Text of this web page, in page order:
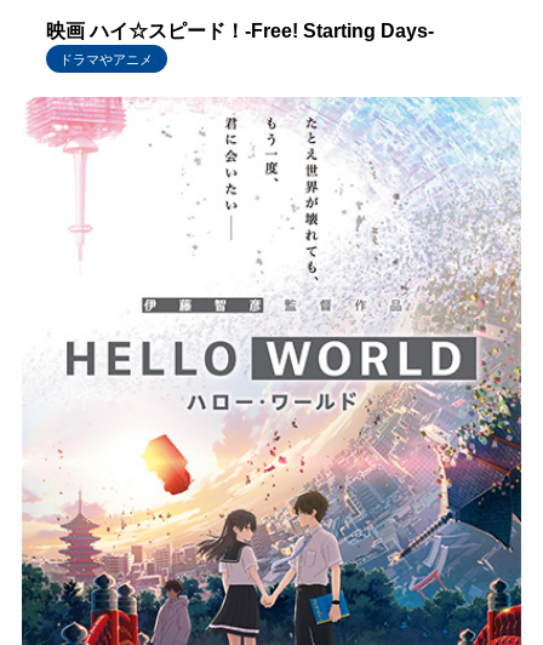
映画 ハイ☆スピード！-Free! Starting Days-
ドラマやアニメ